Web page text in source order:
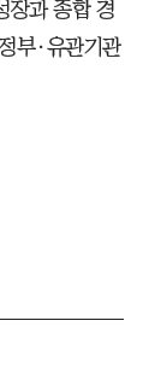
장과 종합 경
부·유관기관